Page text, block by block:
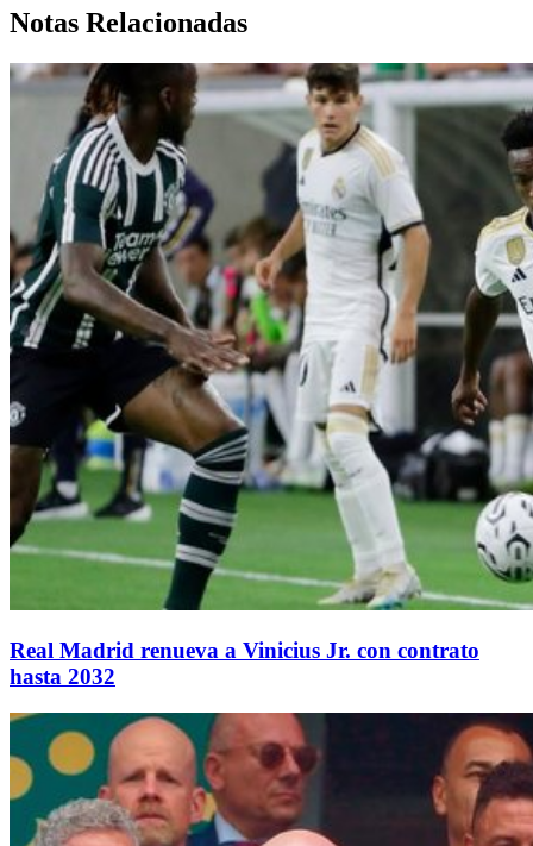
Notas Relacionadas
Real Madrid renueva a Vinicius Jr. con contrato
hasta 2032